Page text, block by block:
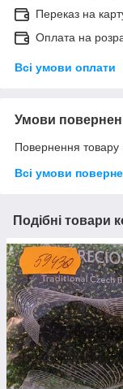
Переказ на
Оплата на
Всі умови оплати
Умови
Повернення товару
Всі умови
Подібні товари